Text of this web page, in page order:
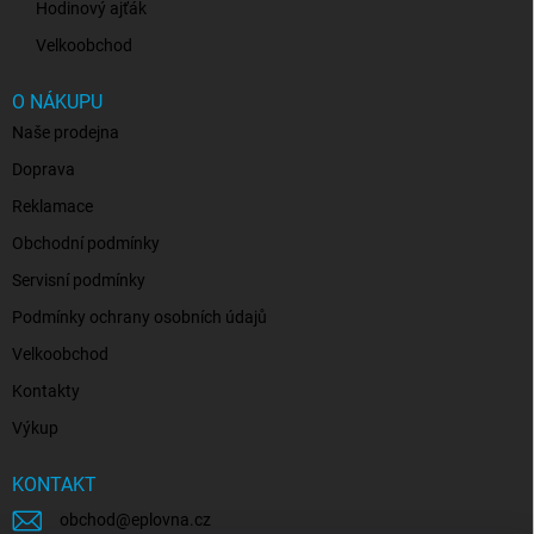
Hodinový ajťák
Velkoobchod
O NÁKUPU
Naše prodejna
Doprava
Reklamace
Obchodní podmínky
Servisní podmínky
Podmínky ochrany osobních údajů
Velkoobchod
Kontakty
Výkup
KONTAKT
obchod @eplovna.cz